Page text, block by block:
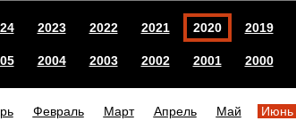
2023 2022 2021 2020 2019
2004 2003 2002 2001 2000
Февраль Март Апрель Май Июнь